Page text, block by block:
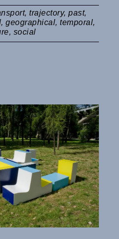
, trajectory, past,
, geographical, temporal,
, social